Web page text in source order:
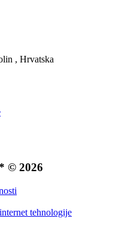
, Hrvatska
© 2026